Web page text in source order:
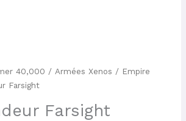
40,000 /Armées Xenos / Empire
Farsight
Farsight